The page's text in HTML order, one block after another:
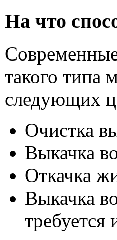
На что
такого типа
следующих
Очистка
Выкачка
Откачка
Выкачка
требуется